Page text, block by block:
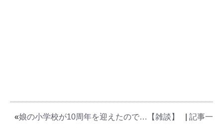
«娘の小学校が10周年を迎えたので…【雑談】
記事一